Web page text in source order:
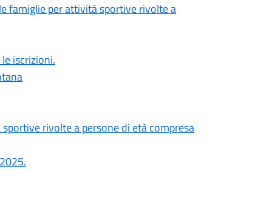
famiglie per attività sportive rivolte a
iscrizioni.
rivolte a persone di età compresa